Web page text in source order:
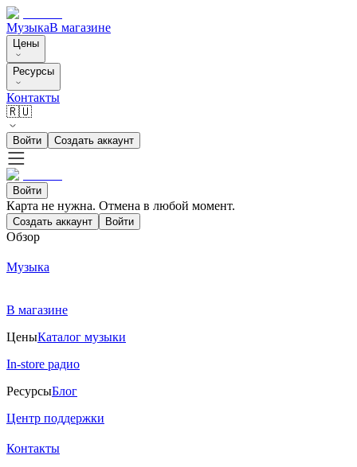
МузыкаВ магазине
Цены
Ресурсы
Контакты
🇷🇺
Войти Создать аккаунт
Войти
Карта не нужна. Отмена в любой момент.
Создать аккаунт Войти
Обзор
Музыка
В магазине
ЦеныКаталог музыки
In-store радио
РесурсыБлог
Центр поддержки
Контакты